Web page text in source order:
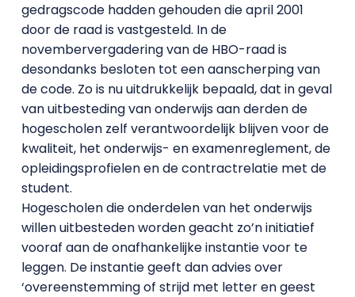
gedragscode hadden gehouden die april 2001
door de raad is vastgesteld. In de
novembervergadering van de HBO-raad is
desondanks besloten tot een aanscherping van
de code. Zo is nu uitdrukkelijk bepaald, dat in geval
van uitbesteding van onderwijs aan derden de
hogescholen zelf verantwoordelijk blijven voor de
kwaliteit, het onderwijs- en examenreglement, de
opleidingsprofielen en de contractrelatie met de
student.
Hogescholen die onderdelen van het onderwijs
willen uitbesteden worden geacht zo’n initiatief
vooraf aan de onafhankelijke instantie voor te
leggen. De instantie geeft dan advies over
‘overeenstemming of strijd met letter en geest